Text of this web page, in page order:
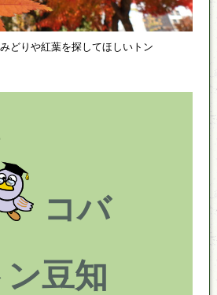
どりや紅葉を探してほしいトン
コバ
ン豆知